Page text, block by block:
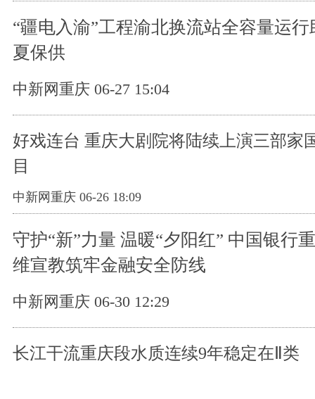
“疆电入渝”工程渝北换流站全容量运
夏保供
中新网重庆 06-27 15:04
好戏连台 重庆大剧院将陆续上演三部家
目
中新网重庆 06-26 18:09
守护“新”力量 温暖“夕阳红” 中国银行
维宣教筑牢金融安全防线
中新网重庆 06-30 12:29
长江干流重庆段水质连续9年稳定在Ⅱ类